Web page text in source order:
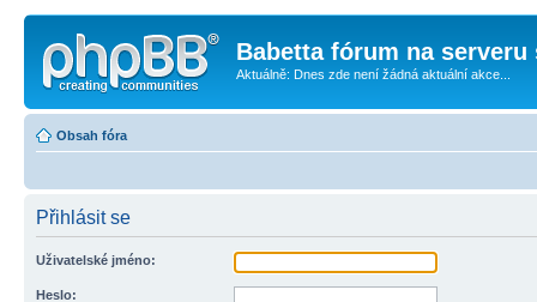
Babetta fórum na serveru
Aktuálně: Dnes zde není žádná aktuální akce...
Obsah fóra
Přihlásit se
Uživatelské jméno:
Heslo: